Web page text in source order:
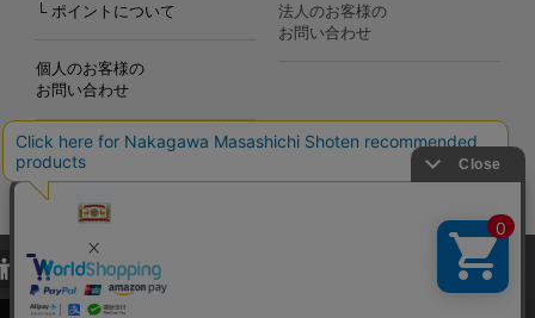
└ ポイントについて
個人のお客様の
お問い合わせ
法人のお客様の
お問い合わせ
Copyright©2000-2026
Nakagawa Masashichi Shoten All Rights Reserved.
当サイトでは、当サイト内における閲覧履歴・属性情報などの取得およ
び利便性向上のためにクッキー（Cookie）を使用いたします。詳細に
関しては「プライバシーポリシー